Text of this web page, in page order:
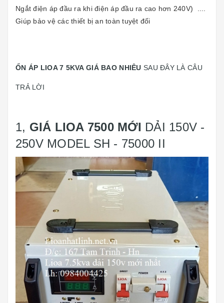
Ngắt điện áp đầu ra khi điện áp đầu ra cao hơn 240V) ....
Giúp bảo vệ các thiết bị an toàn tuyệt đối
ỔN ÁP LIOA 7 5KVA GIÁ BAO NHIÊU SAU ĐÂY LÀ CÂU
TRẢ LỜI
1, GIÁ LIOA 7500 MỚI DẢI 150V -
250V MODEL SH - 75000 II